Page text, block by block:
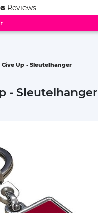
Reviews
Give Up - Sleutelhanger
- Sleutelhanger